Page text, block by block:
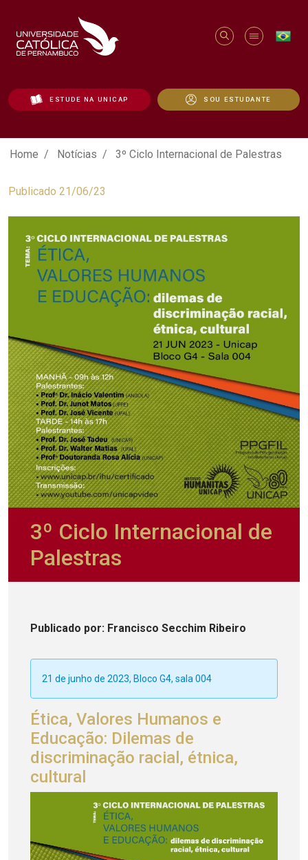
ESTUDE NA UNICAP SOU ESTUDANTE
3º Ciclo Internacional de Palestras -
Home Notícias 3º Ciclo Internacional de Palestras
Publicado 21/06/23
3º Ciclo Internacional de
Palestras
Publicado por: Francisco Secchim Ribeiro
21 de junho de 2023, Bloco G4, sala 004
Ética, Valores Humanos e
Educação: Dilemas de
discriminação racial, étnica,
cultural